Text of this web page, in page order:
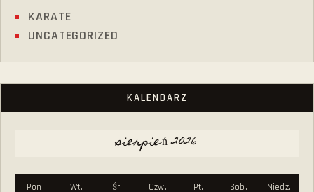
KARATE
UNCATEGORIZED
KALENDARZ
sierpień 2026
Pon. Wt. Śr. Czw. Pt. Sob. Niedz.